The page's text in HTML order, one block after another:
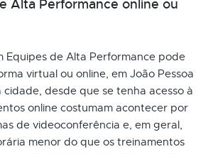
Alta Performance online ou
Equipes de Alta Performance pode
virtual ou online, em João Pessoa
desde que se tenha acesso à
online costumam acontecer por
de videoconferência e, em geral,
menor do que os treinamentos